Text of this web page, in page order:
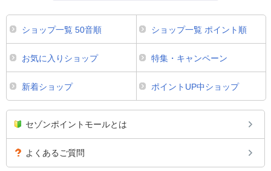
ショップ一覧 50音順 ショップ一覧 ポイント順
お気に入りショップ 特集・キャンペーン
新着ショップ ポイントUP中ショップ
セゾンポイントモールとは
よくあるご質問